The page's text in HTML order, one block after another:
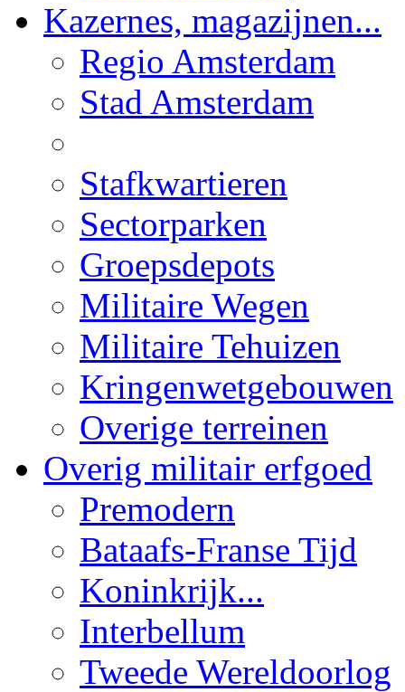
Kazernes, magazijnen...
Regio Amsterdam
Stad Amsterdam
Stafkwartieren
Sectorparken
Groepsdepots
Militaire Wegen
Militaire Tehuizen
Kringenwetgebouwen
Overige terreinen
Overig militair erfgoed
Premodern
Bataafs-Franse Tijd
Koninkrijk...
Interbellum
Tweede Wereldoorlog